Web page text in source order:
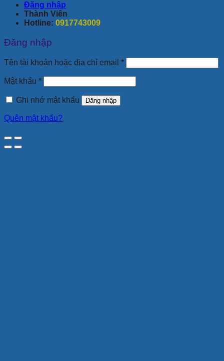
Đăng nhập
Thành Viên
Hotline: 0917743009
Đăng nhập
Tên tài khoản hoặc địa chỉ email *
Mật khẩu *
Ghi nhớ mật khẩu Đăng nhập
Quên mật khẩu?